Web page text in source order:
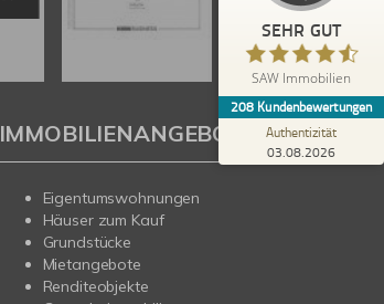
IMMOBILIENANGEBOTE
Eigentumswohnungen
Häuser zum Kauf
Grundstücke
Mietangebote
Renditeobjekte
SEHR GUT
SAW Immobilien
208 Kundenbewertungen
Authentizität
03.08.2026
Blick aufs ProvenExpert-Profil werfen
Heidi B.
5,00
bei SAW. Gute, fachkundige Beratung. Es hat
alles wie abgesproch...